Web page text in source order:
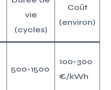
vie
(cycles)
Coût
(environ)
500-1500
100-300
€/kWh